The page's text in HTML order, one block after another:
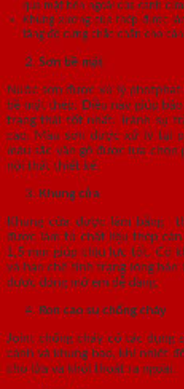
qua mặt bên ngoài của cánh
Khung xương cửa thép được
tăng độ cứng chắc chắn cho
Sơn bề mặt
Nước sơn được xử lý photphat
bề mặt thép. Điều này giúp
trạng thái tốt nhất. Tránh sự
cao. Màu sơn được xử lý tại
màu sắc vân gỗ được lựa chọn
nội thất thiết kế.
Khung cửa
Khung cửa được làm bằng
được làm từ chất liệu thép
1,5 mm giúp chịu lực tốt. Có
và hạn chế tình trạng lỏng bản
được đóng mở em dễ dàng.
Ron cao su chống cháy
Joint chống cháy có tác dụng
cánh và khung bao, khi nhiệt
cho lửa và khói thoát ra ngoài.